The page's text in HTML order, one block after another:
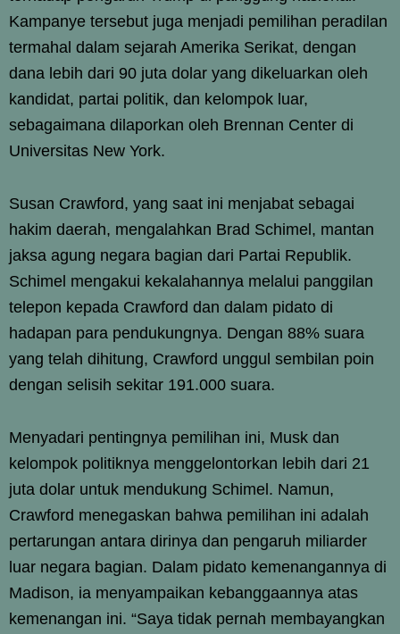
Kampanye tersebut juga menjadi pemilihan peradilan
termahal dalam sejarah Amerika Serikat, dengan
dana lebih dari 90 juta dolar yang dikeluarkan oleh
kandidat, partai politik, dan kelompok luar,
sebagaimana dilaporkan oleh Brennan Center di
Universitas New York.
Susan Crawford, yang saat ini menjabat sebagai
hakim daerah, mengalahkan Brad Schimel, mantan
jaksa agung negara bagian dari Partai Republik.
Schimel mengakui kekalahannya melalui panggilan
telepon kepada Crawford dan dalam pidato di
hadapan para pendukungnya. Dengan 88% suara
yang telah dihitung, Crawford unggul sembilan poin
dengan selisih sekitar 191.000 suara.
Menyadari pentingnya pemilihan ini, Musk dan
kelompok politiknya menggelontorkan lebih dari 21
juta dolar untuk mendukung Schimel. Namun,
Crawford menegaskan bahwa pemilihan ini adalah
pertarungan antara dirinya dan pengaruh miliarder
luar negara bagian. Dalam pidato kemenangannya di
Madison, ia menyampaikan kebanggaannya atas
kemenangan ini. “Saya tidak pernah membayangkan